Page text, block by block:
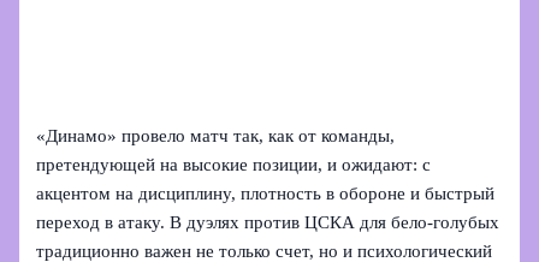
«Динамо» провело матч так, как от команды,
претендующей на высокие позиции, и ожидают: с
акцентом на дисциплину, плотность в обороне и быстрый
переход в атаку. В дуэлях против ЦСКА для бело‑голубых
традиционно важен не только счет, но и психологический